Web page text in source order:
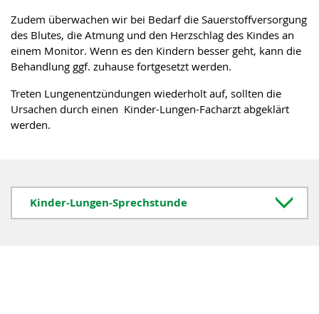
Zudem überwachen wir bei Bedarf die Sauerstoffversorgung
des Blutes, die Atmung und den Herzschlag des Kindes an
einem Monitor. Wenn es den Kindern besser geht, kann die
Behandlung ggf. zuhause fortgesetzt werden.
Treten Lungenentzündungen wiederholt auf, sollten die
Ursachen durch einen Kinder-Lungen-Facharzt abgeklärt
werden.
Kinder-Lungen-Sprechstunde